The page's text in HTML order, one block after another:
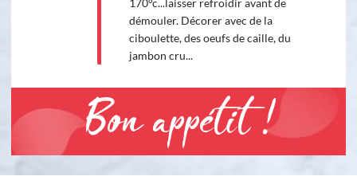
démouler. Décorer avec de la
ciboulette, des oeufs de caille, du
jambon cru...
Bon appétit !